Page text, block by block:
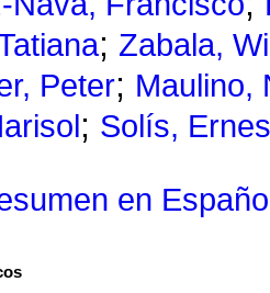
; Zabala,
Peter; Maulino,
; Solís,
en